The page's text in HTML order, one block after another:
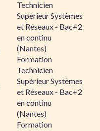
Technicien
Supérieur Systèmes
et Réseaux - Bac+2
en continu
(Nantes)
Formation
Technicien
Supérieur Systèmes
et Réseaux - Bac+2
en continu
(Nantes)
Formation